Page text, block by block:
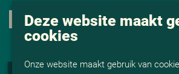
Deze website maakt
cookies
Onze website maakt gebruik van